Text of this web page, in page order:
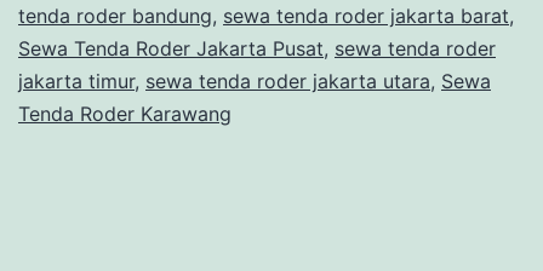
tenda roder bandung, sewa tenda roder jakarta barat,
Sewa Tenda Roder Jakarta Pusat, sewa tenda roder
jakarta timur, sewa tenda roder jakarta utara, Sewa
Tenda Roder Karawang